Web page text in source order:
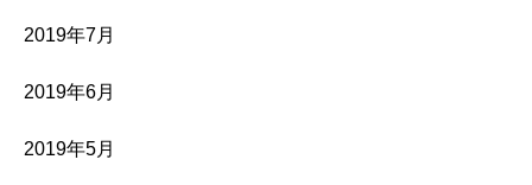
2019年7月
2019年6月
2019年5月